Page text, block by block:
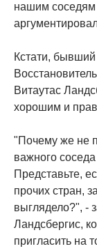
нашим соседям
Кстати,
Витаутас
хорошим и
"Почему же не
важного
Представьте,
прочих стран,
выглядело?", -
Ландсбергис,
пригласить на